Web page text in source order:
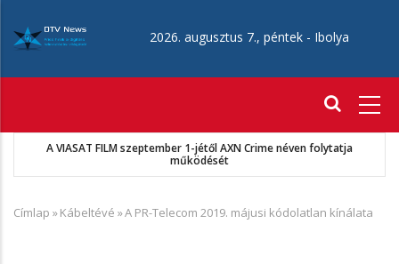
tartalomra
2026. augusztus 7., péntek - Ibolya
A VIASAT FILM szeptember 1-jétől AXN Crime néven folytatja
működését
Morzsa
Címlap »Kábeltévé »A PR-Telecom 2019. májusi kódolatlan kínálata